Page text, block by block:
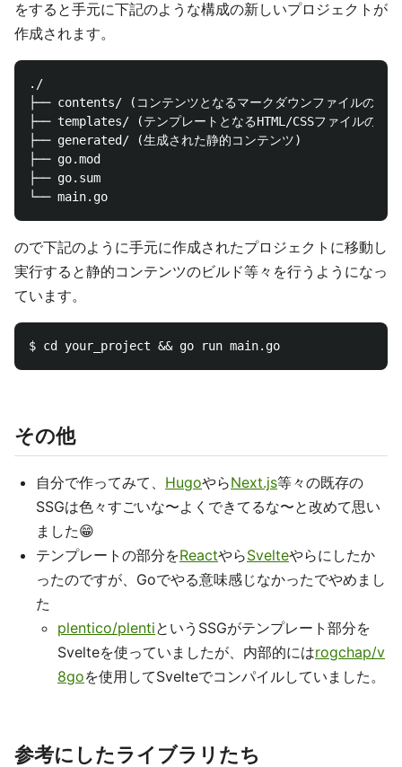
をすると手元に下記のような構成の新しいプロジェクトが
作成されます。
./
├── contents/ (コンテンツとなるマークダウンファイルの置
├── templates/ (テンプレートとなるHTML/CSSファイルの置
├── generated/ (生成された静的コンテンツ)
├── go.mod
├── go.sum
ので下記のように手元に作成されたプロジェクトに移動し
実行すると静的コンテンツのビルド等々を行うようになっ
ています。
その他
自分で作ってみて、 HugoやらNext.js等々の既存の
SSGは色々すごいな〜よくできてるな〜と改めて思い
ました😁
テンプレートの部分をReactやらSvelteやらにしたか
ったのですが、Goでやる意味感じなかったでやめまし
た
plentico/plentiというSSGがテンプレート部分を
Svelteを使っていましたが、内部的にはrogchap/v
8goを使用してSvelteでコンパイルしていました。
参考にしたライブラリたち